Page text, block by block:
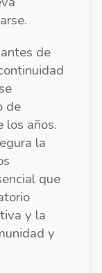
de
de
los años.
la
que
y la
y